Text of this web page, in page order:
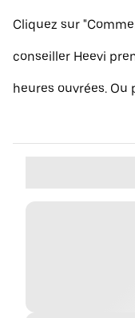
Cliquez sur
conseiller Heevi
heures ouvrées. Ou